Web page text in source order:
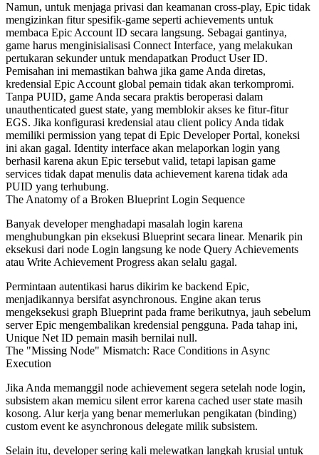
Namun, untuk menjaga privasi dan keamanan cross-play, Epic tidak
mengizinkan fitur spesifik-game seperti achievements untuk
membaca Epic Account ID secara langsung. Sebagai gantinya,
game harus menginisialisasi Connect Interface, yang melakukan
pertukaran sekunder untuk mendapatkan Product User ID.
Pemisahan ini memastikan bahwa jika game Anda diretas,
kredensial Epic Account global pemain tidak akan terkompromi.
Tanpa PUID, game Anda secara praktis beroperasi dalam
unauthenticated guest state, yang memblokir akses ke fitur-fitur
EGS. Jika konfigurasi kredensial atau client policy Anda tidak
memiliki permission yang tepat di Epic Developer Portal, koneksi
ini akan gagal. Identity interface akan melaporkan login yang
berhasil karena akun Epic tersebut valid, tetapi lapisan game
services tidak dapat menulis data achievement karena tidak ada
PUID yang terhubung.
The Anatomy of a Broken Blueprint Login Sequence
Banyak developer menghadapi masalah login karena
menghubungkan pin eksekusi Blueprint secara linear. Menarik pin
eksekusi dari node Login langsung ke node Query Achievements
atau Write Achievement Progress akan selalu gagal.
Permintaan autentikasi harus dikirim ke backend Epic,
menjadikannya bersifat asynchronous. Engine akan terus
mengeksekusi graph Blueprint pada frame berikutnya, jauh sebelum
server Epic mengembalikan kredensial pengguna. Pada tahap ini,
Unique Net ID pemain masih bernilai null.
The "Missing Node" Mismatch: Race Conditions in Async
Execution
Jika Anda memanggil node achievement segera setelah node login,
subsistem akan memicu silent error karena cached user state masih
kosong. Alur kerja yang benar memerlukan pengikatan (binding)
custom event ke asynchronous delegate milik subsistem.
Selain itu, developer sering kali melewatkan langkah krusial untuk